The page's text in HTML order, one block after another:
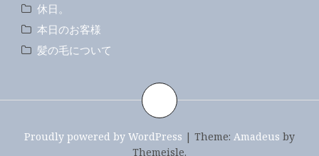
休日。
本日のお客様
髪の毛について
Proudly powered by WordPress | Theme: Amadeus by
Themeisle.